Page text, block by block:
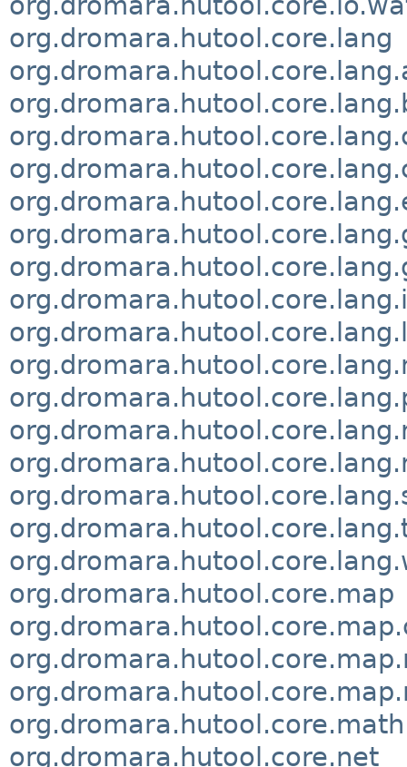
org.dromara.hutool.core.lang
org.dromara.hutool.core.map
org.dromara.hutool.core.math
org.dromara.hutool.core.net